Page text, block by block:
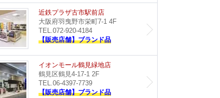
野田阪神店
近鉄プラザ古市駅前店
大阪府羽曳野市栄町7-1 4F
TEL.072-920-4184
【販売店舗】ブランド品
イオン藤井寺店
イオンモール鶴見緑地店
鶴見区鶴見4-17-1 2F
TEL.06-4397-7739
【販売店舗】ブランド品